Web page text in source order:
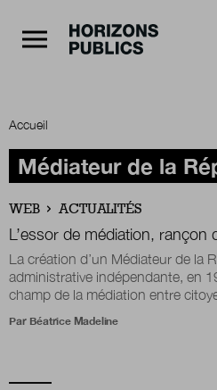
Accueil
Rubriques
Thèmes
Numéros
Accueil
Médiateur de la
WEB ACTUALITÉS
L’essor de médiation, rançon
La création d’un Médiateur de la
administrative indépendante, en
champ de la médiation entre
Par Béatrice Madeline